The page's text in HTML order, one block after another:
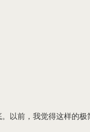
以前，我觉得这样的